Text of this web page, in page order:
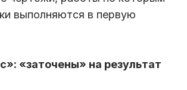
выполняются в первую
«заточены» на результат